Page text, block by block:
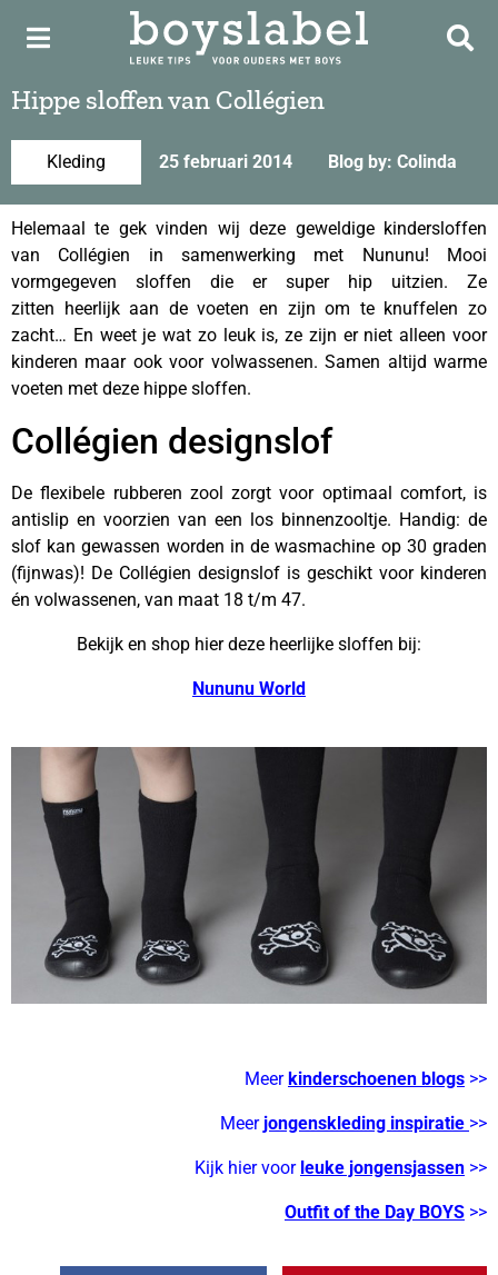
Hippe sloffen van Collégien
Kleding 25 februari 2014 Blog by: Colinda
Helemaal te gek vinden wij deze geweldige kindersloffen
van Collégien in samenwerking met Nununu! Mooi
vormgegeven sloffen die er super hip uitzien. Ze
zitten heerlijk aan de voeten en zijn om te knuffelen zo
zacht… En weet je wat zo leuk is, ze zijn er niet alleen voor
kinderen maar ook voor volwassenen. Samen altijd warme
voeten met deze hippe sloffen.
Collégien designslof
De flexibele rubberen zool zorgt voor optimaal comfort, is
antislip en voorzien van een los binnenzooltje. Handig: de
slof kan gewassen worden in de wasmachine op 30 graden
(fijnwas)! De Collégien designslof is geschikt voor kinderen
én volwassenen, van maat 18 t/m 47.
Bekijk en shop hier deze heerlijke sloffen bij:
Nununu World
Meer kinderschoenen blogs >>
Meer jongenskleding inspiratie >>
Kijk hier voor leuke jongensjassen >>
Outfit of the Day BOYS >>